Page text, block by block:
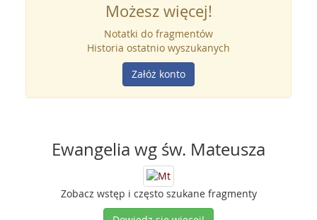
Możesz więcej!
Notatki do fragmentów
Historia ostatnio wyszukanych
Załóż konto
Ewangelia wg św. Mateusza
Zobacz wstęp i często szukane fragmenty